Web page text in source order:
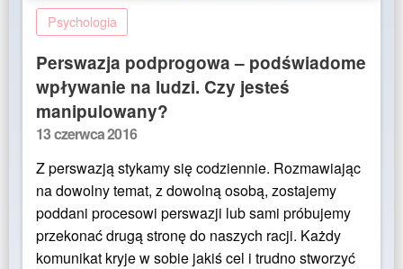
Psychologia
Perswazja podprogowa – podświadome
wpływanie na ludzi. Czy jesteś
manipulowany?
Posted
13 czerwca 2016
Z perswazją stykamy się codziennie. Rozmawiając
na dowolny temat, z dowolną osobą, zostajemy
poddani procesowi perswazji lub sami próbujemy
przekonać drugą stronę do naszych racji. Każdy
komunikat kryje w sobie jakiś cel i trudno stworzyć